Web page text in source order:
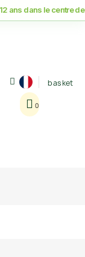
dans le centre de
basket